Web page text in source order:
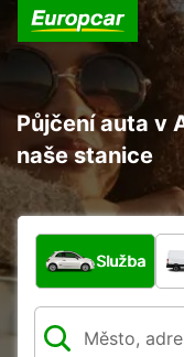
Půjčení auta v
naše stanice
Jaký typ vozidla?
Služba